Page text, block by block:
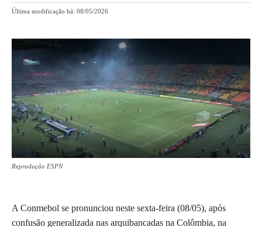
Última modificação há: 08/05/2026
Reprodução ESPN
A Conmebol se pronunciou neste sexta-feira (08/05), após
confusão generalizada nas arquibancadas na Colômbia, na